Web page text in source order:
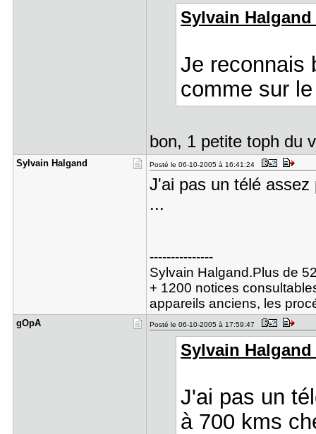
Sylvain
Je reconnais
comme sur
bon, 1 petite toph du
Sylvain Ha​lgand Posté le 06-10-2005 à 16:41:24
J'ai pas un télé
...
---------------
Sylvain Halgand.Plus de
+ 1200 notices
appareils anciens, les
gOpA Posté le 06-10-2005 à 17:59:47
Sylvain
J'ai pas un
à 700 kms